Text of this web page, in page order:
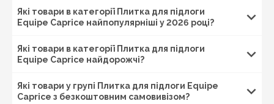
Які товари в категорії Плитка для підлоги
Equipe Caprice найпопулярніші у 2026 році?
Які товари в категорії Плитка для підлоги
Equipe Caprice найдорожчі?
Які товари у групі Плитка для підлоги Equipe
Caprice з безкоштовним самовивізом?